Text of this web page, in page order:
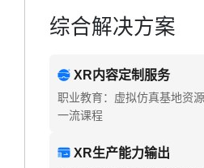
综合解决方案
XR内容定制服务
职业教育：虚拟仿真基地资
一流课程
XR生产能力输出